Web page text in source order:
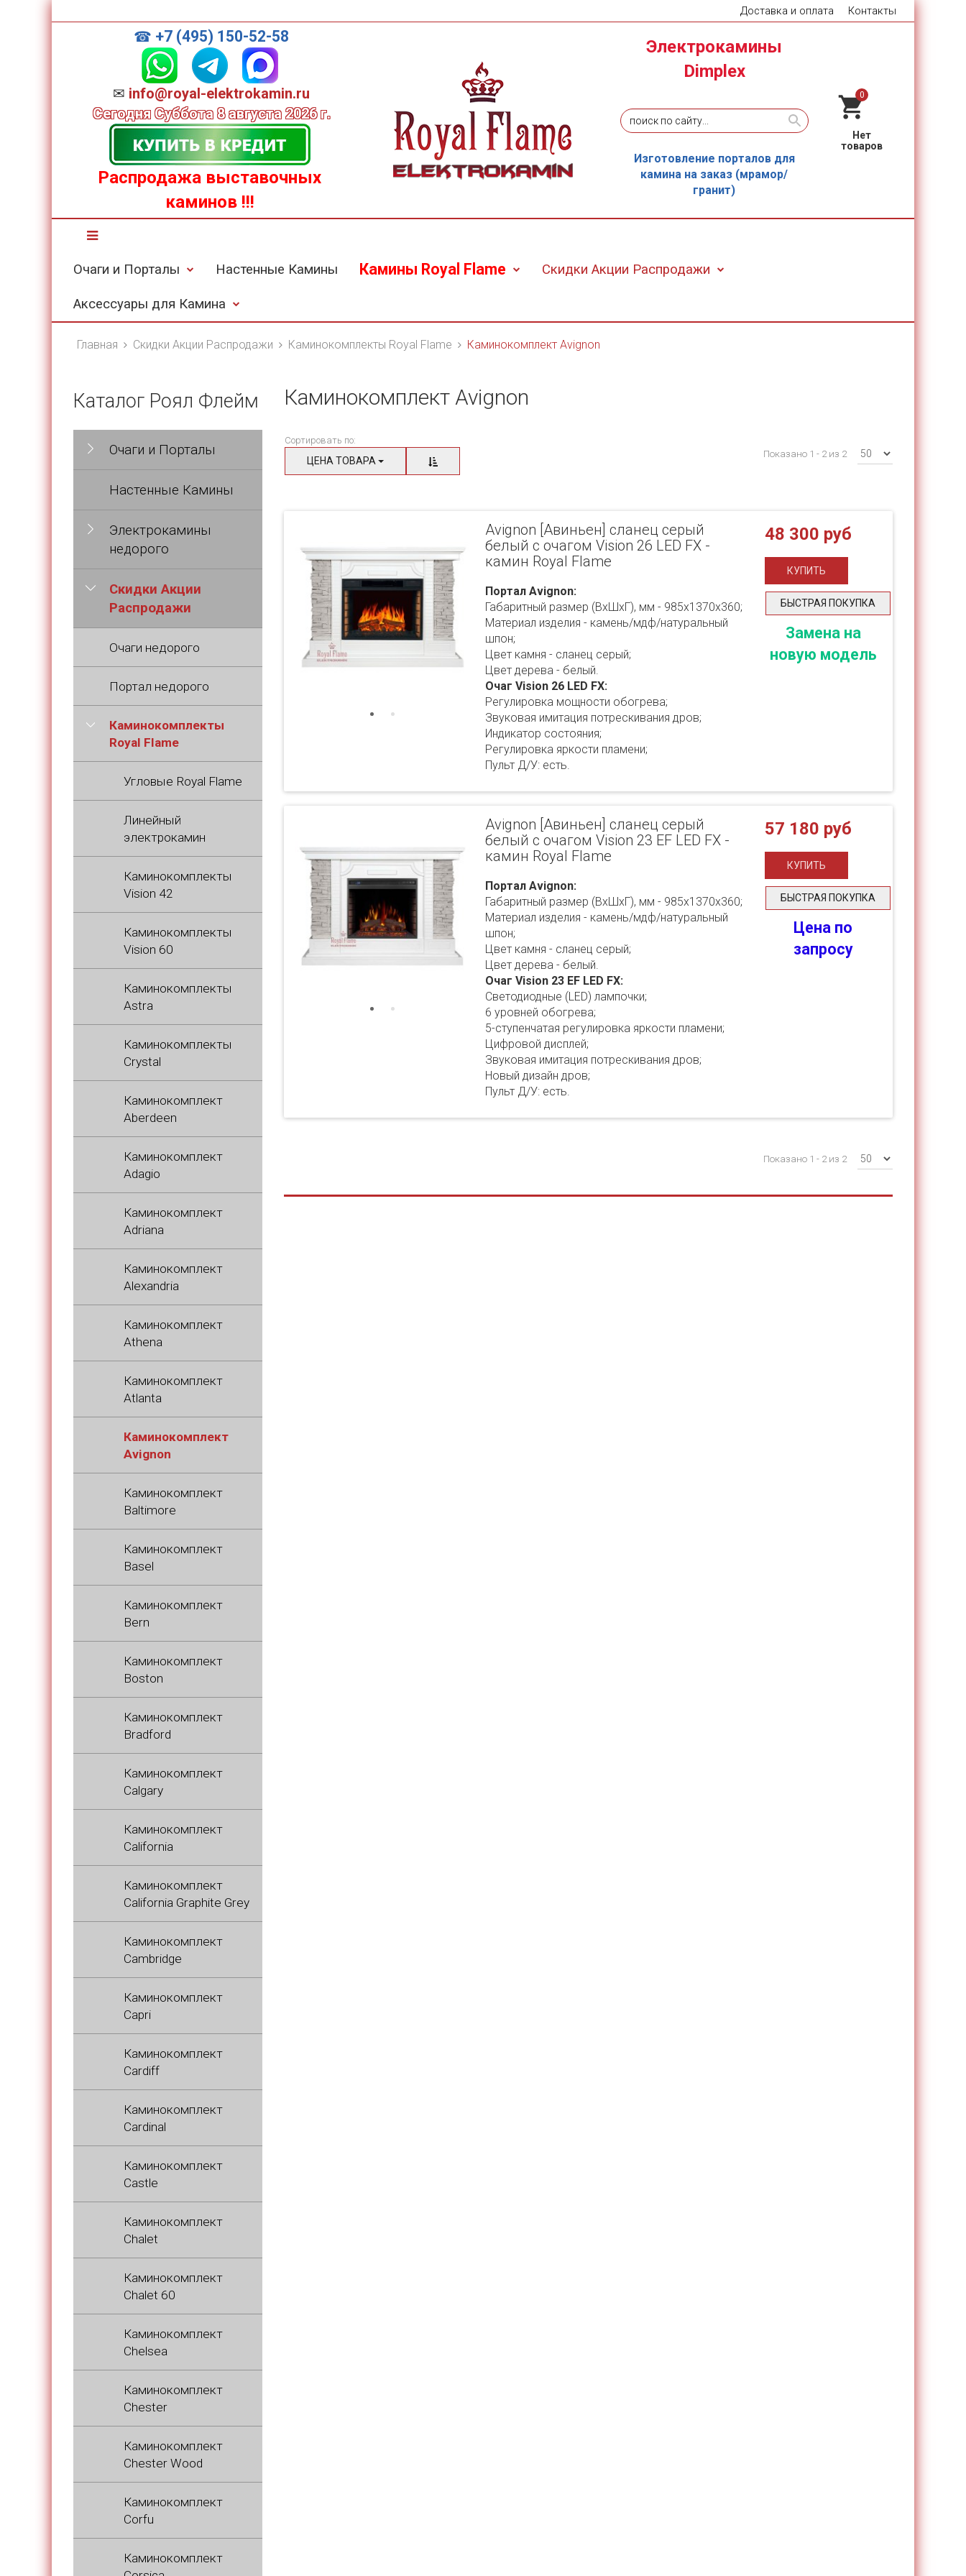
Доставка и оплата Контакты
☎ +7 (495) 150-52-58
✉ info@royal-elektrokamin.ru
Сегодня Суббота 8 августа 2026 г.
Распродажа выставочных
каминов!!!
Электрокамины
Dimplex
Изготовление порталов для
камина на заказ (мрамор/
гранит)
0
Очаги и Порталы Настенные Камины Камины Royal Flame Скидки Акции Распродажи
Аксессуары для Камина
Главная Скидки Акции Распродажи Каминокомплекты Royal Flame Каминокомплект Avignon
Каминокомплект Avignon
Сортировать по:
ЦЕНА ТОВАРА
Показано 1 - 2 из 2
Avignon [Авиньен] сланец серый
белый с очагом Vision 26 LED FX -
камин Royal Flame
Портал Avignon:
Габаритный размер (ВхШхГ), мм - 985х1370х360;
Материал изделия - камень/мдф/натуральный
шпон;
Цвет камня - сланец серый;
Цвет дерева - белый.
Очаг Vision 26 LED FX:
Регулировка мощности обогрева;
Звуковая имитация потрескивания дров;
Индикатор состояния;
Регулировка яркости пламени;
Пульт Д/У: есть.
48 300 руб
БЫСТРАЯ ПОКУПКА
Замена на
новую модель
Avignon [Авиньен] сланец серый
белый с очагом Vision 23 EF LED FX -
камин Royal Flame
Портал Avignon:
Габаритный размер (ВхШхГ), мм - 985х1370х360;
Материал изделия - камень/мдф/натуральный
шпон;
Цвет камня - сланец серый;
Цвет дерева - белый.
Очаг Vision 23 EF LED FX:
Светодиодные (LED) лампочки;
6 уровней обогрева;
5-ступенчатая регулировка яркости пламени;
Цифровой дисплей;
Звуковая имитация потрескивания дров;
Новый дизайн дров;
Пульт Д/У: есть.
57 180 руб
БЫСТРАЯ ПОКУПКА
Цена по
запросу
Показано 1 - 2 из 2
Каталог Роял Флейм
Очаги и Порталы
Настенные Камины
Электрокамины
недорого
Скидки Акции
Распродажи
Очаги недорого
Портал недорого
Каминокомплекты
Royal Flame
Угловые Royal Flame
Линейный
электрокамин
Каминокомплекты
Vision 42
Каминокомплекты
Vision 60
Каминокомплекты
Astra
Каминокомплекты
Crystal
Каминокомплект
Aberdeen
Каминокомплект
Adagio
Каминокомплект
Adriana
Каминокомплект
Alexandria
Каминокомплект
Athena
Каминокомплект
Atlanta
Каминокомплект
Avignon
Каминокомплект
Baltimore
Каминокомплект
Basel
Каминокомплект
Bern
Каминокомплект
Boston
Каминокомплект
Bradford
Каминокомплект
Calgary
Каминокомплект
California
Каминокомплект
California Graphite Grey
Каминокомплект
Cambridge
Каминокомплект
Capri
Каминокомплект
Cardiff
Каминокомплект
Cardinal
Каминокомплект
Castle
Каминокомплект
Chalet
Каминокомплект
Chalet 60
Каминокомплект
Chelsea
Каминокомплект
Chester
Каминокомплект
Chester Wood
Каминокомплект
Corfu
Каминокомплект